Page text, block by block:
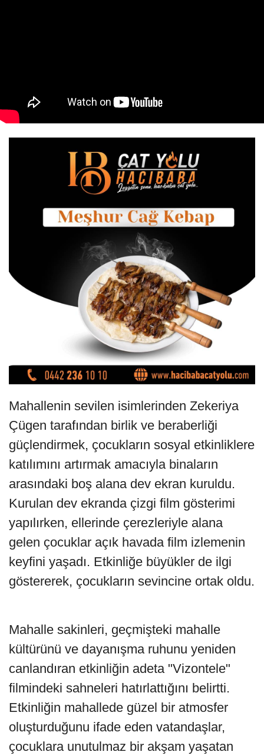
Mahallenin sevilen isimlerinden Zekeriya
Çügen tarafından birlik ve beraberliği
güçlendirmek, çocukların sosyal etkinliklere
katılımını artırmak amacıyla binaların
arasındaki boş alana dev ekran kuruldu.
Kurulan dev ekranda çizgi film gösterimi
yapılırken, ellerinde çerezleriyle alana
gelen çocuklar açık havada film izlemenin
keyfini yaşadı. Etkinliğe büyükler de ilgi
göstererek, çocukların sevincine ortak oldu.
Mahalle sakinleri, geçmişteki mahalle
kültürünü ve dayanışma ruhunu yeniden
canlandıran etkinliğin adeta "Vizontele"
filmindeki sahneleri hatırlattığını belirtti.
Etkinliğin mahallede güzel bir atmosfer
oluşturduğunu ifade eden vatandaşlar,
çocuklara unutulmaz bir akşam yaşatan